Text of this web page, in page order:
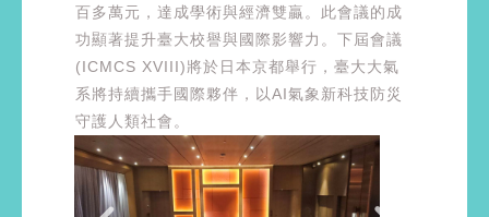
百多萬元，達成學術與經濟雙贏。此會議的成
功顯著提升臺大校譽與國際影響力。下屆會議
(ICMCS XVIII)將於日本京都舉行，臺大大氣
系將持續攜手國際夥伴，以AI氣象新科技防災
守護人類社會。